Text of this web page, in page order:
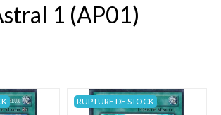
1 (AP01)
RUPTURE DE STOCK